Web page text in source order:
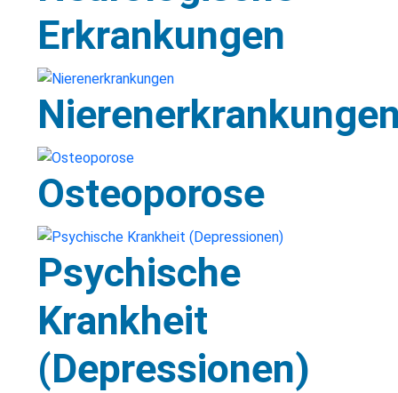
Erkrankungen
Osteoporose
Psychische
Krankheit
(Depressionen)